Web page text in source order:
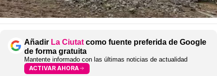
Añadir La Ciutat como fuente preferida de Google
de forma gratuita
Mantente informado con las últimas noticias de actualidad
ACTIVAR AHORA